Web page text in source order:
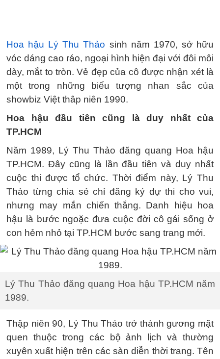
Hoa hậu Lý Thu Thảo sinh năm 1970, sở hữu
vóc dáng cao ráo, ngoại hình hiện đại với đôi môi
dày, mắt to tròn. Vẻ đẹp của cô được nhận xét là
một trong những biểu tượng nhan sắc của
showbiz Việt thâp niên 1990.
Hoa hậu đầu tiên cũng là duy nhất của
TP.HCM
Năm 1989, Lý Thu Thảo đăng quang Hoa hậu
TP.HCM. Đây cũng là lần đầu tiên và duy nhất
cuộc thi được tổ chức. Thời điểm này, Lý Thu
Thảo từng chia sẻ chỉ đăng ký dự thi cho vui,
nhưng may mắn chiến thắng. Danh hiệu hoa
hậu là bước ngoặc đưa cuộc đời cô gái sống ở
con hẻm nhỏ tại TP.HCM bước sang trang mới.
Lý Thu Thảo đăng quang Hoa hậu TP.HCM năm
1989.
Thập niên 90, Lý Thu Thảo trở thành gương mặt
quen thuộc trong các bộ ảnh lịch và thường
xuyên xuất hiện trên các sàn diễn thời trang. Tên